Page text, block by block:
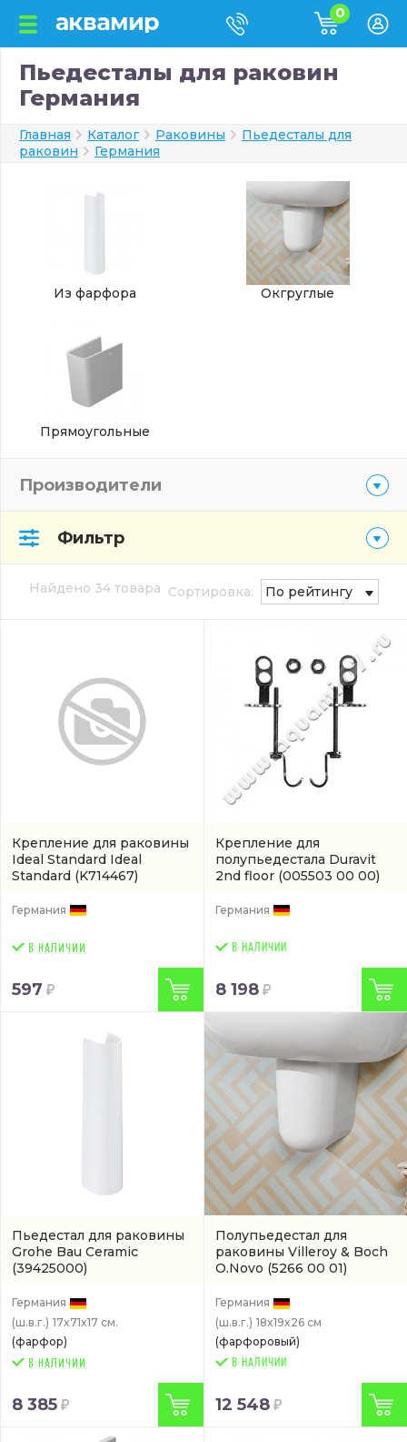
0
Пьедесталы для раковин
Германия
Главная Каталог Раковины
Пьедесталы для
раковин
Германия
Из фарфора Окгруглые
Прямоугольные
Производители
Фильтр
Найдено 34 товара Сортировка: По рейтингу
Крепление для раковины
Ideal Standard Ideal
Standard (K714467)
Германия
597
Крепление для
полупьедестала Duravit
2nd floor (005503 00 00)
Германия
В НАЛИЧИИ
8 198
Пьедестал для раковины
Grohe Bau Ceramic
(39425000)
Германия
(ш.в.г.) 17x71x17 см.
(фарфор)
8 385
Полупьедестал для
раковины Villeroy & Boch
O.Novo (5266 00 01)
Германия
(ш.в.г.) 18x19x26 см
(фарфоровый)
В НАЛИЧИИ
12 548